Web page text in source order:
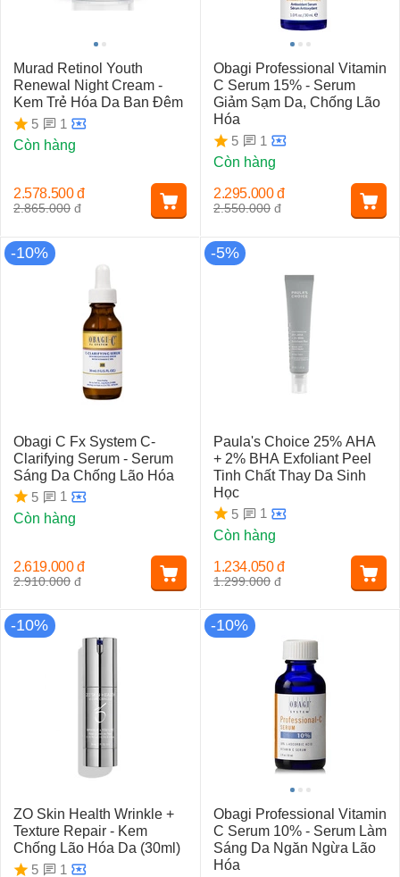
Murad Retinol Youth
Renewal Night Cream -
Kem Trẻ Hóa Da Ban Đêm
5
1
Còn hàng
2.865.000 đ
2.578.500 đ
Obagi Professional Vitamin
C Serum 15% - Serum
Giảm Sạm Da, Chống Lão
Hóa
5
1
Còn hàng
2.550.000 đ
2.295.000 đ
-10%
Obagi C Fx System C-
Clarifying Serum - Serum
Sáng Da Chống Lão Hóa
5
1
Còn hàng
2.910.000 đ
2.619.000 đ
-5%
Paula's Choice 25% AHA
+ 2% BHA Exfoliant Peel
Tinh Chất Thay Da Sinh
Học
5
1
Còn hàng
1.299.000 đ
1.234.050 đ
-10%
ZO Skin Health Wrinkle +
Texture Repair - Kem
Chống Lão Hóa Da (30ml)
5
1
-10%
Obagi Professional Vitamin
C Serum 10% - Serum Làm
Sáng Da Ngăn Ngừa Lão
Hóa